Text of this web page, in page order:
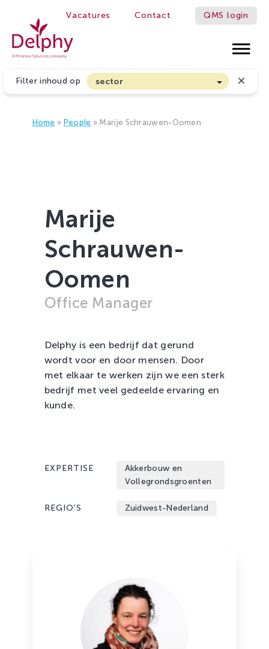
Vacatures Contact QMS login
Delphy
WE MAKE GROWERS BETTER!
Filter inhoud op
sector
Biologische Land- en Tuinbouw
Glasgroenten
Sierteelt
Zachtfruit
Home » People » Marije Schrauwen-Oomen
Marije
Schrauwen-
Oomen
Office Manager
Delphy is een bedrijf dat gerund
wordt voor en door mensen. Door
met elkaar te werken zijn we een sterk
bedrijf met veel gedeelde ervaring en
kunde.
EXPERTISE
Akkerbouw en
Vollegrondsgroenten
REGIO'S Zuidwest-Nederland